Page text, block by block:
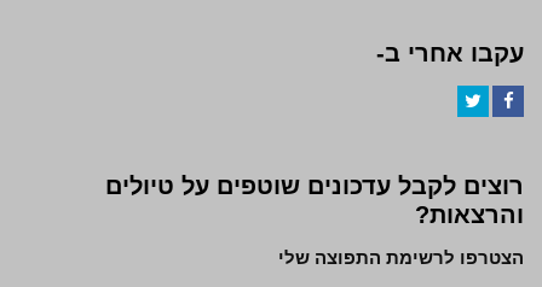
עקבו אחרי ב-
רוצים לקבל עדכונים שוטפים על טיולים
והרצאות?
הצטרפו לרשימת התפוצה שלי